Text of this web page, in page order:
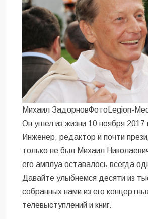
Михаил ЗадорновФотоLegion-
Он ушел из жизни 10 ноября 2017
Инженер, редактор и почти
только не был Михаил
его амплуа оставалось всегда
Давайте улыбнемся десяти из
собранных нами из его
телевыступлений и книг.